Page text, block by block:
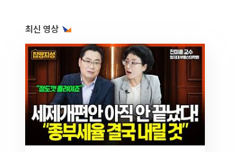
최신 영상